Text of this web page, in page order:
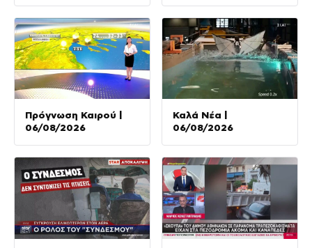
Πρόγνωση Καιρού |
06/08/2026
Καλά Νέα |
06/08/2026